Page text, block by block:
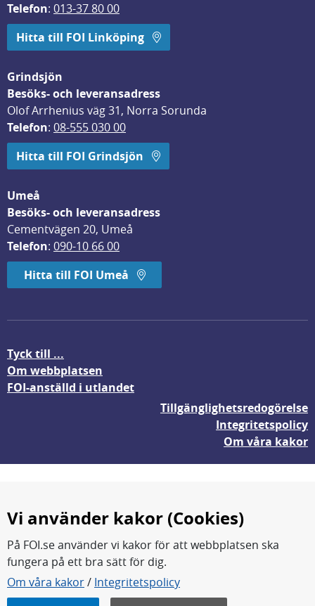
Telefon: 013-37 80 00
Hitta till FOI Linköping
Grindsjön
Besöks- och leveransadress
Olof Arrhenius väg 31, Norra Sorunda
Telefon: 08-555 030 00
Hitta till FOI Grindsjön
Umeå
Besöks- och leveransadress
Cementvägen 20, Umeå
Telefon: 090-10 66 00
Hitta till FOI Umeå
Tyck till ...
Om webbplatsen
FOI-anställd i utlandet
Tillgänglighetsredogörelse
Integritetspolicy
Om våra kakor
FOI forskar för en säkrare värld.
FOI:s kärnverksamhet är forskning, metod- och
Vi använder kakor (Cookies)
På FOI.se använder vi kakor för att webbplatsen ska
fungera på ett bra sätt för dig.
Om våra kakor/ Integritetspolicy